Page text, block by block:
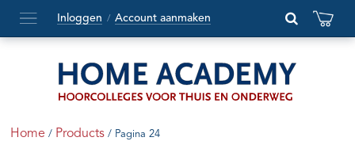
Hoofdmenu
openen
Inloggen / Account aanmaken
Home / Products / Pagina 24